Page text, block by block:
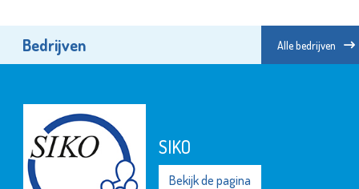
Bedrijven Alle bedrijven
SIKO
Bekijk de pagina